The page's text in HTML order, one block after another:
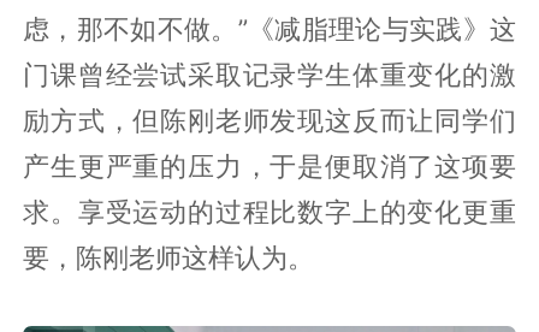
虑，那不如不做。”《减脂理论与实践》这
门课曾经尝试采取记录学生体重变化的激
励方式，但陈刚老师发现这反而让同学们
产生更严重的压力，于是便取消了这项要
求。享受运动的过程比数字上的变化更重
要，陈刚老师这样认为。